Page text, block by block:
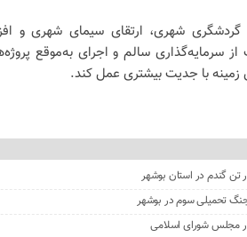
گردشگری شهری، ارتقای سیمای شهری و
سرمایه‌گذاری سالم و اجرای به‌موقع
زمینه با جدیت بیشتری عمل کند.
تحمیلی سوم در بوشهر
مجلس شورای اسلامی